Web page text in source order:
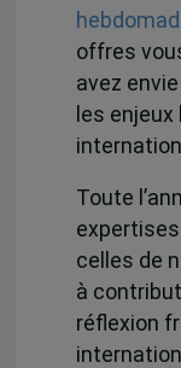
offres
avez
les
Toute
celles de
à
réflexion